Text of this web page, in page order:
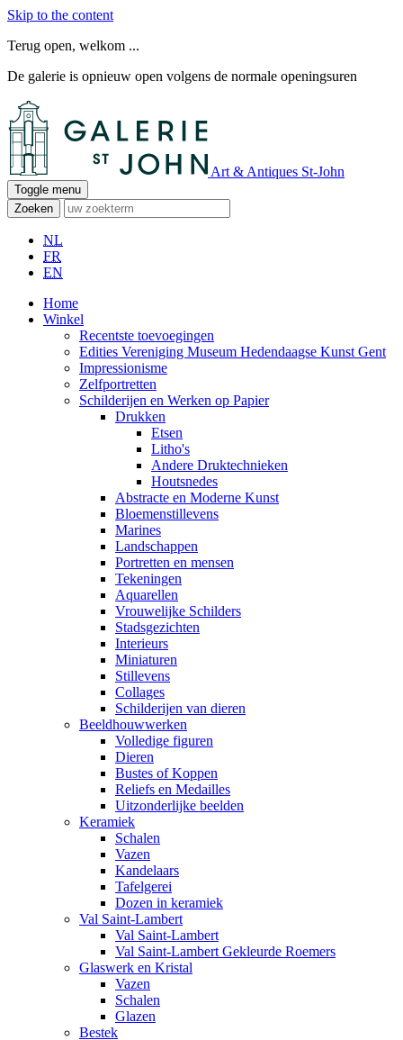
Skip to the content
Terug open, welkom ...
De galerie is opnieuw open volgens de normale openingsuren
Art & Antiques St-John
Toggle menu
Zoeken
NL
FR
EN
Home
Winkel
Recentste toevoegingen
Edities Vereniging Museum Hedendaagse Kunst Gent
Impressionisme
Zelfportretten
Schilderijen en Werken op Papier
Drukken
Etsen
Litho's
Andere Druktechnieken
Houtsnedes
Abstracte en Moderne Kunst
Bloemenstillevens
Marines
Landschappen
Portretten en mensen
Tekeningen
Aquarellen
Vrouwelijke Schilders
Stadsgezichten
Interieurs
Miniaturen
Stillevens
Collages
Schilderijen van dieren
Beeldhouwwerken
Volledige figuren
Dieren
Bustes of Koppen
Reliefs en Medailles
Uitzonderlijke beelden
Keramiek
Schalen
Vazen
Kandelaars
Tafelgerei
Dozen in keramiek
Val Saint-Lambert
Val Saint-Lambert
Val Saint-Lambert Gekleurde Roemers
Glaswerk en Kristal
Vazen
Schalen
Glazen
Bestek